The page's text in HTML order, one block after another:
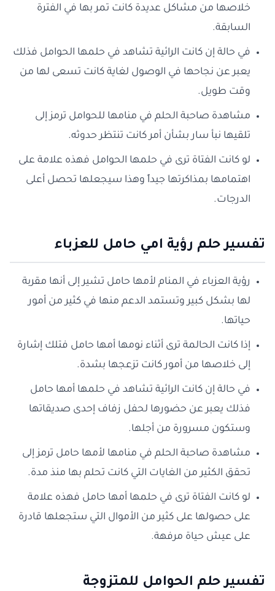
خلاصها من مشاكل عديدة كانت تمر بها في الفترة
السابقة.
في حالة إن كانت الرائية تشاهد في حلمها الحوامل فذلك
يعبر عن نجاحها في الوصول لغاية كانت تسعى لها من
وقت طويل.
مشاهدة صاحبة الحلم في منامها للحوامل ترمز إلى
تلقيها نبأ سار بشأن أمر كانت تنتظر حدوثه.
لو كانت الفتاة ترى في حلمها الحوامل فهذه علامة على
اهتمامها بمذاكرتها جيداً وهذا سيجعلها تحصل أعلى
الدرجات.
تفسير حلم رؤية امي حامل للعزباء
رؤية العزباء في المنام لأمها حامل تشير إلى أنها مقربة
لها بشكل كبير وتستمد الدعم منها في كثير من أمور
حياتها.
إذا كانت الحالمة ترى أثناء نومها أمها حامل فتلك إشارة
إلى خلاصها من أمور كانت تزعجها بشدة.
في حالة إن كانت الرائية تشاهد في حلمها أمها حامل
فذلك يعبر عن حضورها لحفل زفاف إحدى صديقاتها
وستكون مسرورة من أجلها.
مشاهدة صاحبة الحلم في منامها لأمها حامل ترمز إلى
تحقق الكثير من الغايات التي كانت تحلم بها منذ مدة.
لو كانت الفتاة ترى في حلمها أمها حامل فهذه علامة
على حصولها على كثير من الأموال التي ستجعلها قادرة
على عيش حياة مرفهة.
تفسير حلم الحوامل للمتزوجة